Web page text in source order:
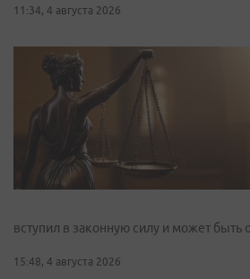
11:34, 4 августа 2026
вступил в законную силу и может быть
15:48, 4 августа 2026